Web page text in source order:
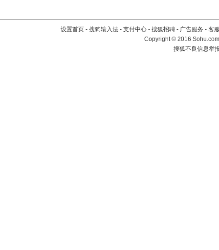
设置首页 - 搜狗输入法 - 支付中心 - 搜狐招聘 - 广告服务 - 客
Copyright©2016
搜狐不良信息举